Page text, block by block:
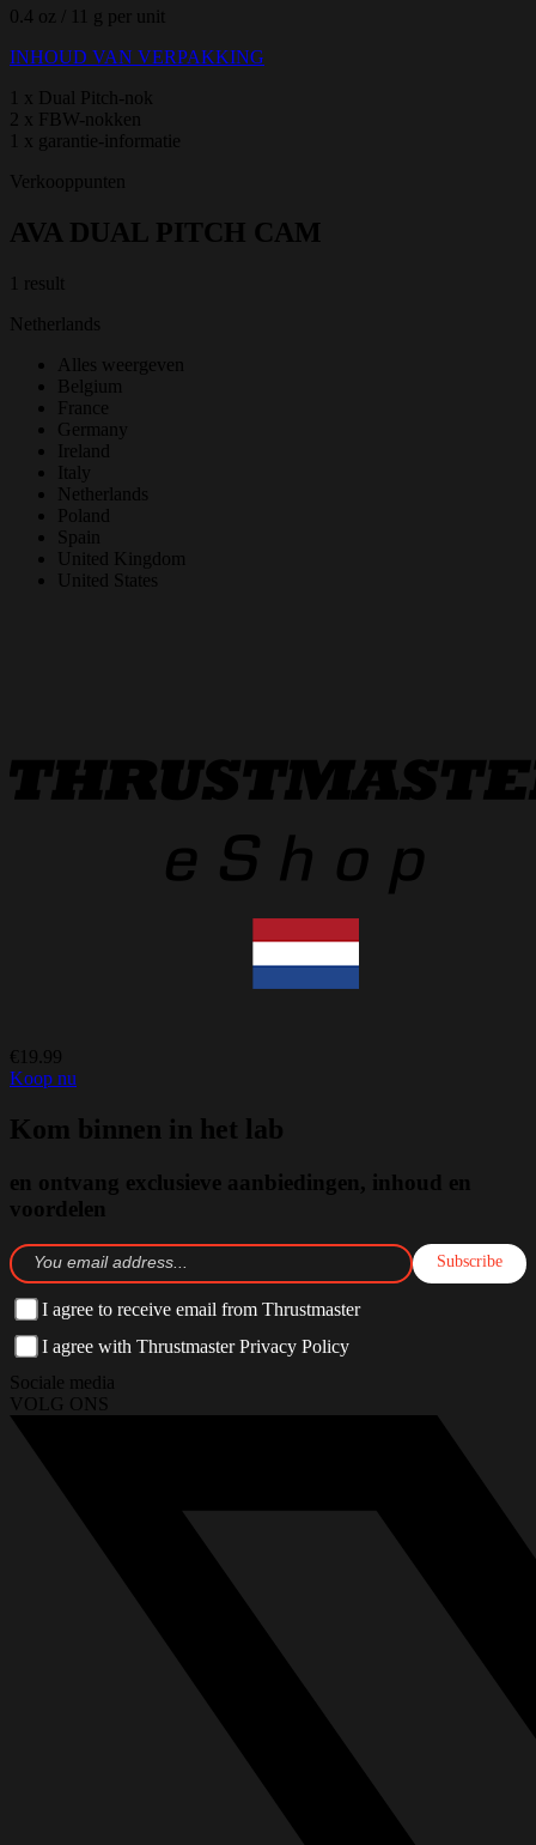
0.4 oz / 11 g per unit
INHOUD VAN VERPAKKING
1 x Dual Pitch-nok
2 x FBW-nokken
1 x garantie-informatie
Verkooppunten
AVA DUAL PITCH CAM
1 result
Netherlands
Alles weergeven
Belgium
France
Germany
Ireland
Italy
Netherlands
Poland
Spain
United Kingdom
United States
€19.99
Koop nu
Kom binnen in het lab
en ontvang exclusieve aanbiedingen, inhoud en
voordelen
Subscribe
I agree to receive email from Thrustmaster
I agree with Thrustmaster Privacy Policy
Sociale media
VOLG ONS